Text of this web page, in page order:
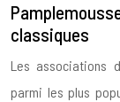
classiques
Les associations
parmi les plus